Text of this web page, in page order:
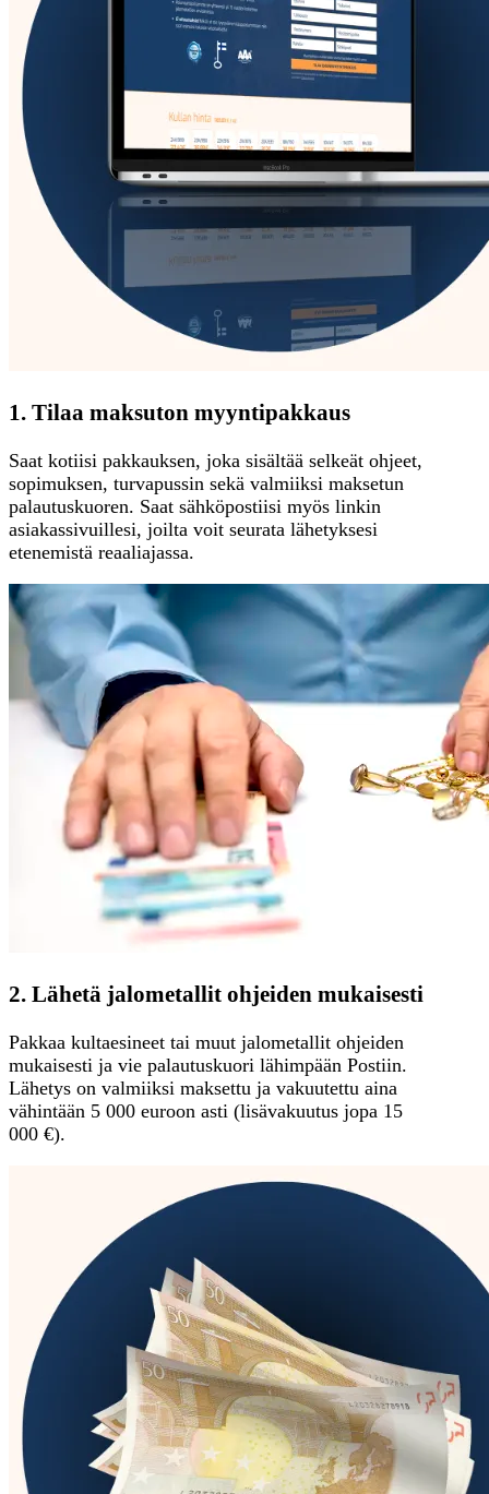
1. Tilaa maksuton myyntipakkaus
Saat kotiisi pakkauksen, joka sisältää selkeät ohjeet,
sopimuksen, turvapussin sekä valmiiksi maksetun
palautuskuoren. Saat sähköpostiisi myös linkin
asiakassivuillesi, joilta voit seurata lähetyksesi
etenemistä reaaliajassa.
2. Lähetä jalometallit ohjeiden mukaisesti
Pakkaa kultaesineet tai muut jalometallit ohjeiden
mukaisesti ja vie palautuskuori lähimpään Postiin.
Lähetys on valmiiksi maksettu ja vakuutettu aina
vähintään 5 000 euroon asti (lisävakuutus jopa 15
000 €).